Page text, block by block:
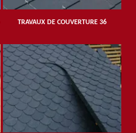
TRAVAUX DE COUVERTURE 36